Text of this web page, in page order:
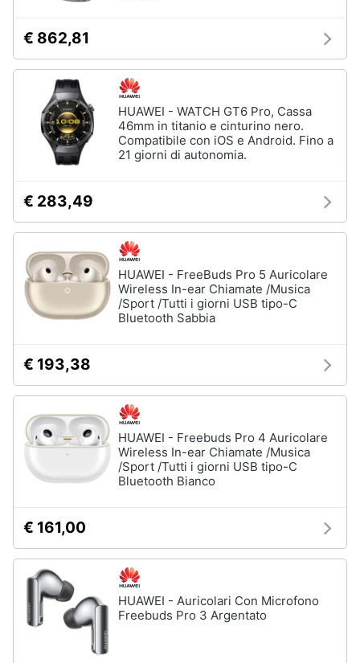
€ 862,81
HUAWEI - WATCH GT6 Pro, Cassa
46mm in titanio e cinturino nero.
Compatibile con iOS e Android. Fino a
21 giorni di autonomia.
€ 283,49
HUAWEI - FreeBuds Pro 5 Auricolare
Wireless In-ear Chiamate /Musica
/Sport /Tutti i giorni USB tipo-C
Bluetooth Sabbia
€ 193,38
HUAWEI - Freebuds Pro 4 Auricolare
Wireless In-ear Chiamate /Musica
/Sport /Tutti i giorni USB tipo-C
Bluetooth Bianco
€ 161,00
HUAWEI - Auricolari Con Microfono
Freebuds Pro 3 Argentato